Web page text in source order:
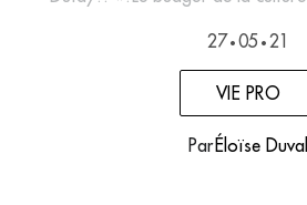
27 • 05 • 21
VIE PRO
ParÉloïse Duval